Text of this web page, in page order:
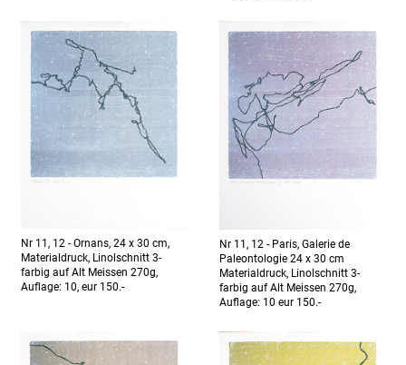
Nr 11, 12 - Ornans, 24 x 30 cm,
Materialdruck, Linolschnitt 3-
farbig auf Alt Meissen 270g,
Auflage: 10, eur 150.-
Nr 11, 12 - Paris, Galerie de
Paleontologie 24 x 30 cm
Materialdruck, Linolschnitt 3-
farbig auf Alt Meissen 270g,
Auflage: 10 eur 150.-